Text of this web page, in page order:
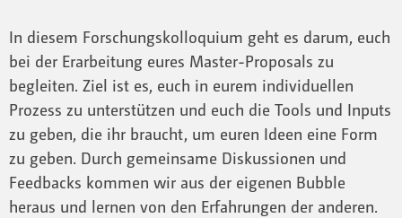
In diesem Forschungskolloquium geht es darum, euch
bei der Erarbeitung eures Master-Proposals zu
begleiten. Ziel ist es, euch in eurem individuellen
Prozess zu unterstützen und euch die Tools und Inputs
zu geben, die ihr braucht, um euren Ideen eine Form
zu geben. Durch gemeinsame Diskussionen und
Feedbacks kommen wir aus der eigenen Bubble
heraus und lernen von den Erfahrungen der anderen.